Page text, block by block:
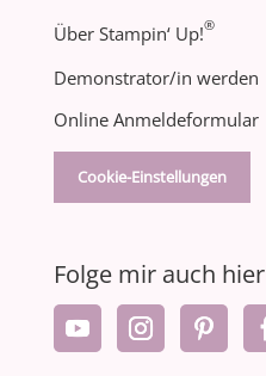
Über Stampin‘ Up!®
Demonstrator/in werden
Online Anmeldeformular
Cookie-Einstellungen
Folge mir auch hier